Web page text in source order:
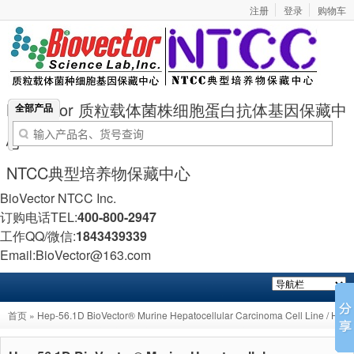
注册 登录 购物车
BioVector 质粒载体菌株细胞蛋白抗体基因保藏中
心
NTCC典型培养物保藏中心
全部产品
BioVector NTCC Inc.
订购电话TEL:400-800-2947
工作QQ/微信:1843439339
Email:BioVector@163.com
首页 » Hep-56.1D BioVector® Murine Hepatocellular Carcinoma Cell Line / Hep-
56.1D 小鼠肝细胞癌细胞株